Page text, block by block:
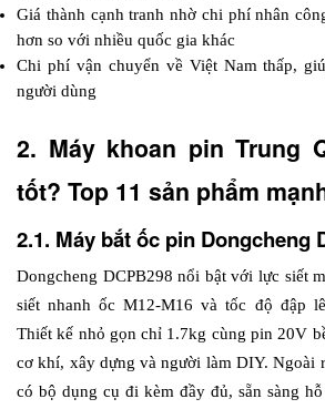
Giá thành cạnh tranh nhờ chi phí nhân
hơn so với nhiều quốc gia khác
Chi phí vận chuyển về Việt Nam thấp,
người dùng
2. Máy khoan pin Trung
tốt? Top 11 sản phẩm
2.1. Máy bắt ốc pin Dongcheng
Dongcheng DCPB298 nổi bật với lực siết
siết nhanh ốc M12-M16 và tốc độ đập
Thiết kế nhỏ gọn chỉ 1.7kg cùng pin 20V
cơ khí, xây dựng và người làm DIY. Ngoài
có bộ dụng cụ đi kèm đầy đủ, sẵn sàng